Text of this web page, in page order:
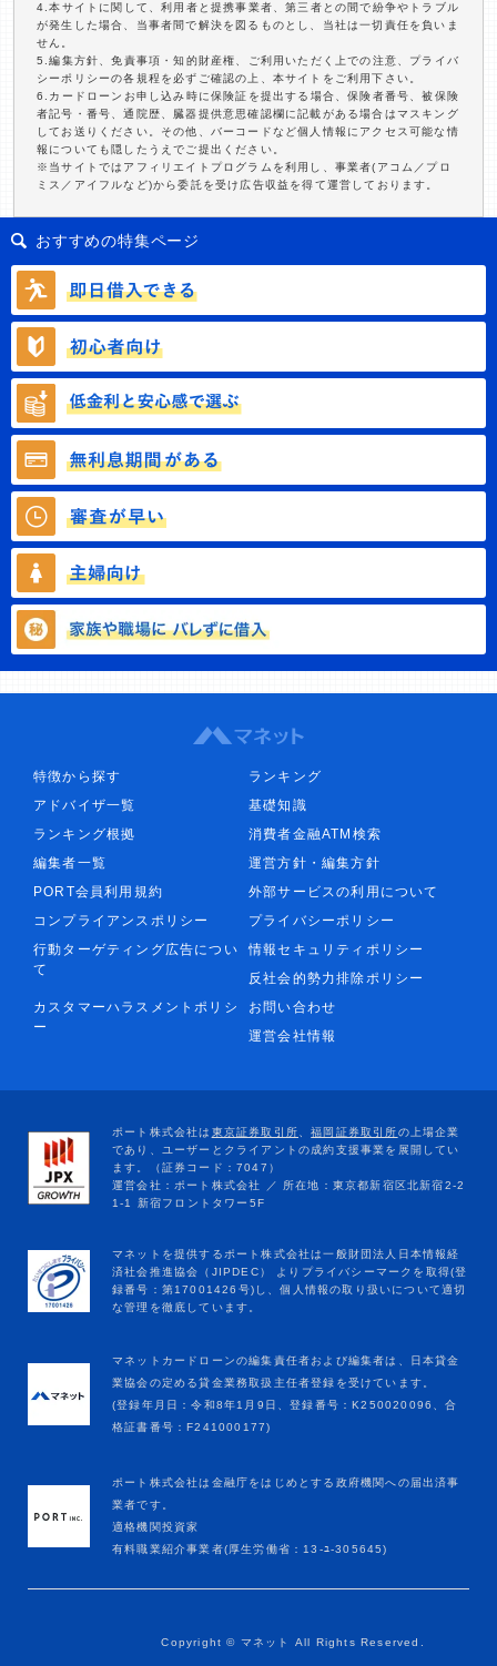
4.本サイトに関して、利用者と提携事業者、第三者との間で紛争やトラブル
が発生した場合、当事者間で解決を図るものとし、当社は一切責任を負いま
せん。
5.編集方針、免責事項・知的財産権、ご利用いただく上での注意、プライバ
シーポリシーの各規程を必ずご確認の上、本サイトをご利用下さい。
6.カードローンお申し込み時に保険証を提出する場合、保険者番号、被保険
者記号・番号、通院歴、臓器提供意思確認欄に記載がある場合はマスキング
してお送りください。その他、バーコードなど個人情報にアクセス可能な情
報についても隠したうえでご提出ください。
※当サイトではアフィリエイトプログラムを利用し、事業者(アコム／プロ
ミス／アイフルなど)から委託を受け広告収益を得て運営しております。
おすすめの特集ページ
特徴から探す
ランキング
アドバイザ一覧
基礎知識
ランキング根拠
消費者金融ATM検索
編集者一覧
運営方針・編集方針
PORT会員利用規約
外部サービスの利用について
コンプライアンスポリシー
プライバシーポリシー
行動ターゲティング広告につい
て
情報セキュリティポリシー
反社会的勢力排除ポリシー
カスタマーハラスメントポリシ
ー
お問い合わせ
運営会社情報
マネットカードローンの編集責任者および編集者は、日本貸金
業協会の定める貸金業務取扱主任者登録を受けています。
(登録年月日：令和8年1月9日、登録番号：K250020096、合
格証書番号：F241000177)
ポート株式会社は金融庁をはじめとする政府機関への届出済事
業者です。
適格機関投資家
有料職業紹介事業者(厚生労働省：13-ﾕ-305645)